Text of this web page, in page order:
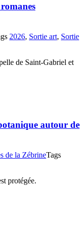
2026, Sortie art, Sortie
de Saint-Gabriel et
autour de
de la ZébrineTags
protégée.